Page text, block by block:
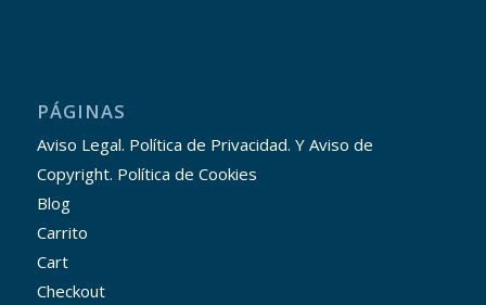
PÁGINAS
Aviso Legal. Política de Privacidad. Y Aviso de
Copyright. Política de Cookies
Blog
Carrito
Cart
Checkout